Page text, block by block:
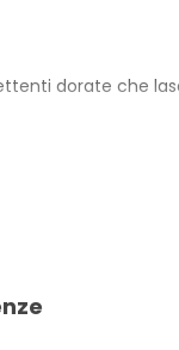
dorate che
completa